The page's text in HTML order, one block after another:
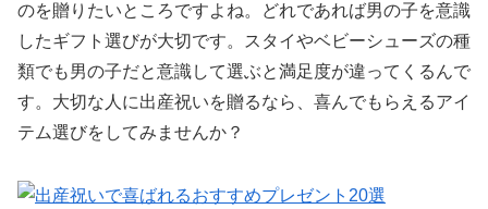
のを贈りたいところですよね。どれであれば男の子を意識
したギフト選びが大切です。スタイやベビーシューズの種
類でも男の子だと意識して選ぶと満足度が違ってくるんで
す。大切な人に出産祝いを贈るなら、喜んでもらえるアイ
テム選びをしてみませんか？